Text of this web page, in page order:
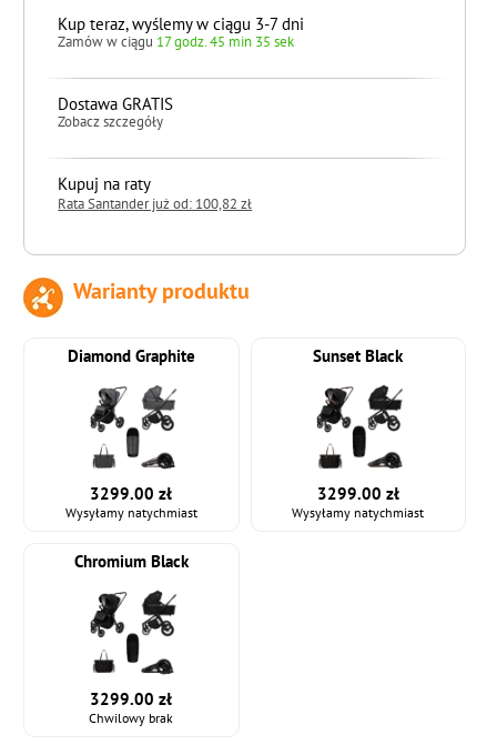
Kup teraz, wyślemy w ciągu 3-7 dni
Zamów w ciągu 17 godz. 45 min 34 sek
Dostawa GRATIS
Zobacz szczegóły
Kupuj na raty
Rata Santander już od: 100,82 zł
do koszyka
Warianty produktu
Diamond Graphite
3299.00 zł
Wysyłamy natychmiast
Sunset Black
3299.00 zł
Wysyłamy natychmiast
Chromium Black
3299.00 zł
Chwilowy brak